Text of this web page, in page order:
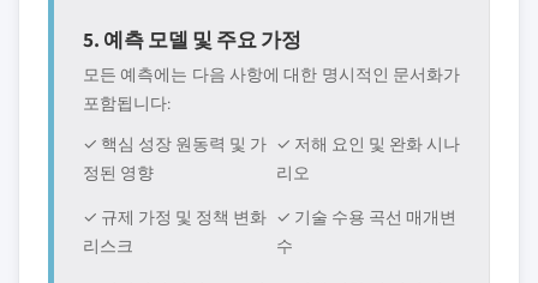
5. 예측 모델 및 주요 가정
모든 예측에는 다음 사항에 대한 명시적인 문서화가
포함됩니다:
✓ 핵심 성장 원동력 및 가
정된 영향
✓ 저해 요인 및 완화 시나
리오
✓ 규제 가정 및 정책 변화
리스크
✓ 기술 수용 곡선 매개변
수